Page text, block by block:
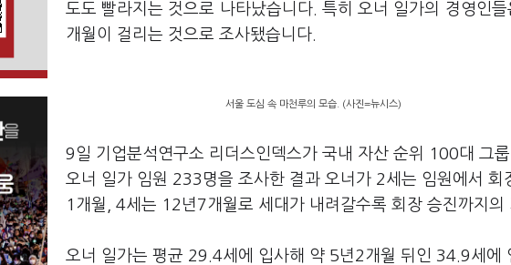
도도 빨라지는 것으로 나타났습니다. 특히 오너 일가의 경영인
개월이 걸리는 것으로 조사됐습니다
서울 도심 속 마천루의 모습. (사진=뉴시스)
9일 기업분석연구소 리더스인덱스가 국내 자산 순위 100대 그
오너 일가 임원 233 명을 조사한 결과 오너가 2세는 임원에서 회
1 개월 , 4세는 12 년7개월로 세대가 내려갈수록 회장 승진까지
오너 일가는 평균 29.4세에 입사해 약 5년2개월 뒤인 34.9세에